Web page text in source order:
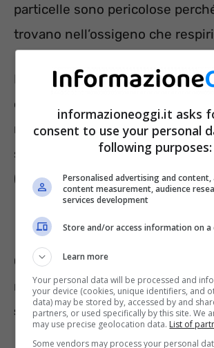
particelle sono pericolose
trovano nell’ossigeno che
Il report di Legambienteha
dello scorso anno dei capoluoghi
non osservando soltanto i livelli
sottili, ma altresì il dato del
(NO2).
Le 4 principali fonti di
Come sanno bene gli esperti che
redatto il citato report, le
smogcomprendono in special
informazioneoggi.it asks
consent to use your personal
following purposes:
Personalised advertising and
content measurement, audience
services development
Store and/or access information on a
Learn more
Your personal data will be processed and
your device (cookies, unique identifiers, and
data) may be stored by, accessed by and
partners, or used specifically by this site. We
may use precise geolocation data. List of
Some vendors may process your personal